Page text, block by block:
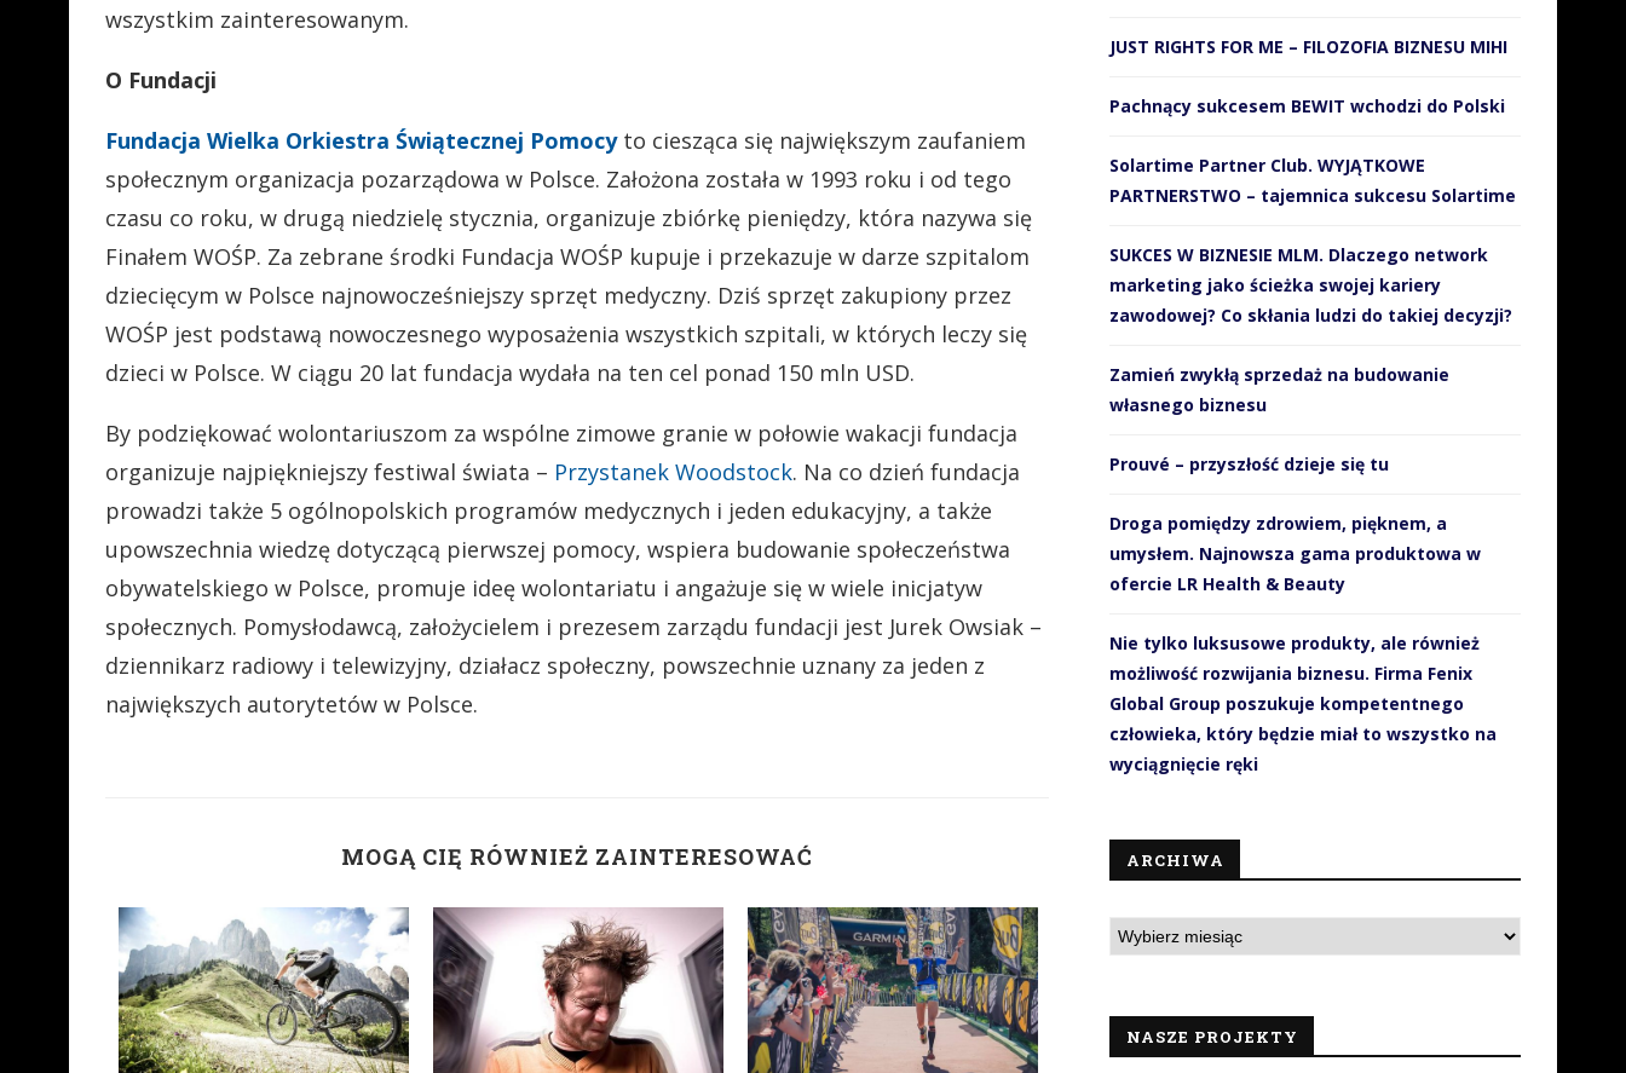
wszystkim zainteresowanym.
O Fundacji
Fundacja Wielka Orkiestra Świątecznej Pomocyto ciesząca się największym zaufaniem
społecznym organizacja pozarządowa w Polsce. Założona została w 1993 roku i od tego
czasu co roku, w drugą niedzielę stycznia, organizuje zbiórkę pieniędzy, która nazywa się
Finałem WOŚP. Za zebrane środki Fundacja WOŚP kupuje i przekazuje w darze szpitalom
dziecięcym w Polsce najnowocześniejszy sprzęt medyczny. Dziś sprzęt zakupiony przez
WOŚP jest podstawą nowoczesnego wyposażenia wszystkich szpitali, w których leczy się
dzieci w Polsce. W ciągu 20 lat fundacja wydała na ten cel ponad 150 mln USD.
By podziękować wolontariuszom za wspólne zimowe granie w połowie wakacji fundacja
organizuje najpiękniejszy festiwal świata – Przystanek Woodstock. Na co dzień fundacja
prowadzi także 5 ogólnopolskich programów medycznych i jeden edukacyjny, a także
upowszechnia wiedzę dotyczącą pierwszej pomocy, wspiera budowanie społeczeństwa
obywatelskiego w Polsce, promuje ideę wolontariatu i angażuje się w wiele inicjatyw
społecznych. Pomysłodawcą, założycielem i prezesem zarządu fundacji jest Jurek Owsiak –
dziennikarz radiowy i telewizyjny, działacz społeczny, powszechnie uznany za jeden z
największych autorytetów w Polsce.
MOGĄ CIĘ RÓWNIEŻ ZAINTERESOWAĆ
JUST RIGHTS FOR ME – FILOZOFIA BIZNESU MIHI
Pachnący sukcesem BEWIT wchodzi do Polski
Solartime Partner Club. WYJĄTKOWE
PARTNERSTWO – tajemnica sukcesu Solartime
SUKCES W BIZNESIE MLM. Dlaczego network
marketing jako ścieżka swojej kariery
zawodowej? Co skłania ludzi do takiej decyzji?
Zamień zwykłą sprzedaż na budowanie
własnego biznesu
Prouvé – przyszłość dzieje się tu
Droga pomiędzy zdrowiem, pięknem, a
umysłem. Najnowsza gama produktowa w
ofercie LR Health & Beauty
Nie tylko luksusowe produkty, ale również
możliwość rozwijania biznesu. Firma Fenix
Global Group poszukuje kompetentnego
człowieka, który będzie miał to wszystko na
wyciągnięcie ręki
ARCHIWA
NASZE PROJEKTY